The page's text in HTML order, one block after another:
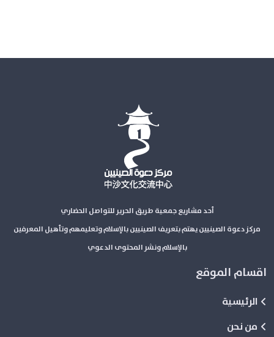
أحد مشاريع جمعية طريق الحرير للتواصل الحضاري
مركز دعوة الصينيين يهتم بتعريف الصينيين بالإسلام وتعليمهم وتأهيل المعرفين
بالإسلام ونشر المحتوى الدعوي
اقسام الموقع
الرئيسية
من نحن